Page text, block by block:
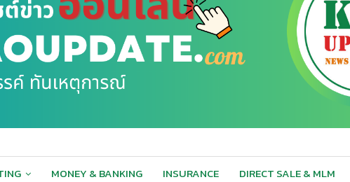
MONEY & BANKING INSURANCE DIRECT SALE & MLM